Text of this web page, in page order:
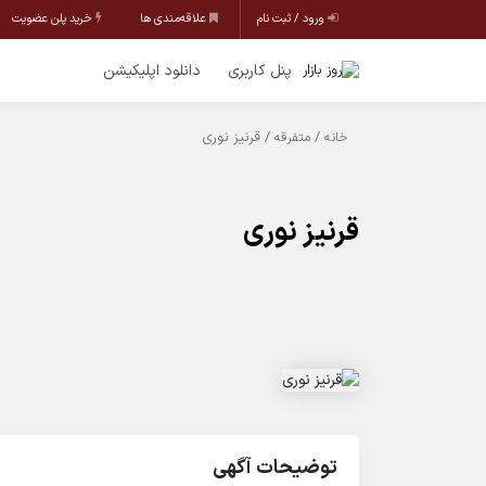
ورود / ثبت نام علاقه‌مندی ها خرید پلن عضویت
پنل کاربری دانلود اپلیکیشن
خانه / متفرقه / قرنیز نوری
قرنیز نوری
توضیحات آگهی